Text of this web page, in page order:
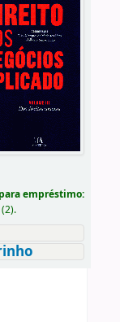
empréstimo:
(2).